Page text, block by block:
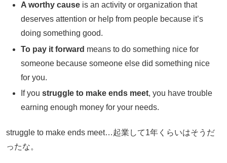
A worthy cause is an activity or organization that
deserves attention or help from people because it’s
doing something good.
To pay it forward means to do something nice for
someone because someone else did something nice
for you.
If youstruggle to make ends meet, you have trouble
earning enough money for your needs.
struggle to make ends meet…起業して1年くらいはそうだ
ったな。